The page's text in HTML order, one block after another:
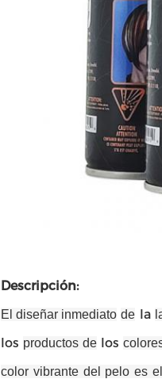
Descripción:
El diseñar inmediato de la
los productos delos
color vibrante del pelo es